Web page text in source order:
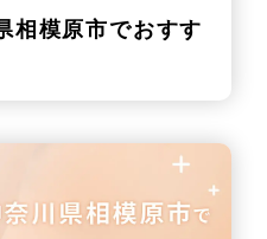
相模原市でおすす